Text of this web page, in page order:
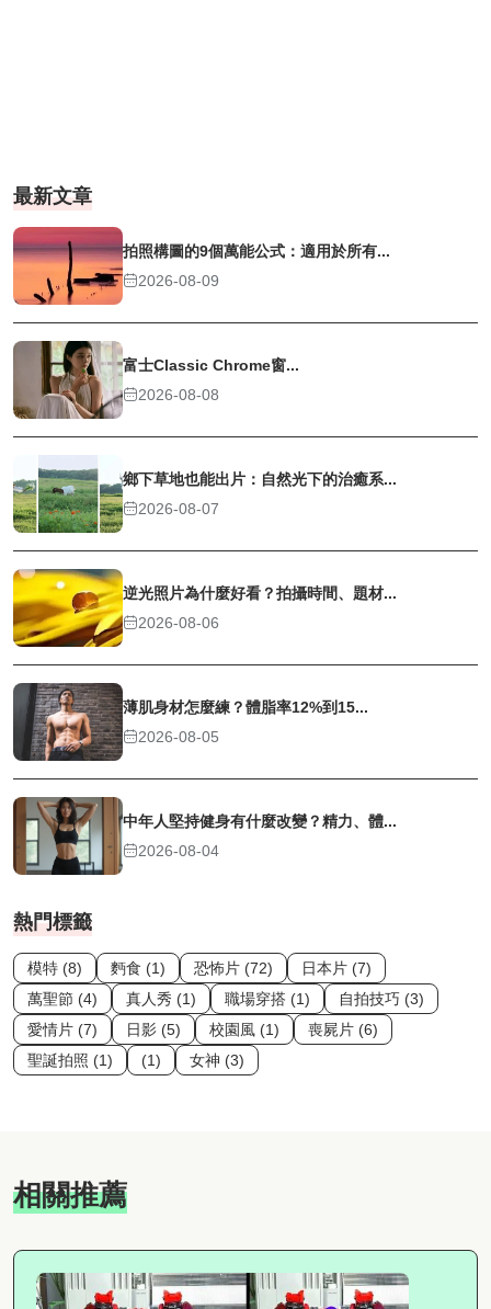
最新文章
拍照構圖的9個萬能公式：適用於所有...
2026-08-09
富士Classic Chrome窗...
2026-08-08
鄉下草地也能出片：自然光下的治癒系...
2026-08-07
逆光照片為什麼好看？拍攝時間、題材...
2026-08-06
薄肌身材怎麼練？體脂率12%到15...
2026-08-05
中年人堅持健身有什麼改變？精力、體...
2026-08-04
熱門標籤
模特 (8) 麪食 (1) 恐怖片 (72)
日本片 (7)
萬聖節 (4)
真人秀 (1) 職場穿搭 (1)
自拍技巧 (3)
愛情片 (7)
日影 (5) 校園風 (1)
喪屍片 (6)
聖誕拍照 (1)
(1) 女神 (3)
相關推薦